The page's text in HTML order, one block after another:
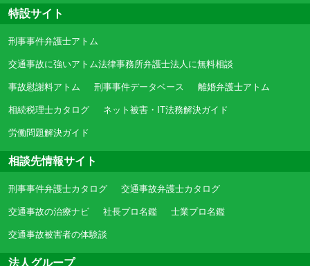
特設サイト
刑事事件弁護士アトム
交通事故に強いアトム法律事務所弁護士法人に無料相談
事故慰謝料アトム 刑事事件データベース 離婚弁護士アトム
相続税理士カタログ ネット被害・IT法務解決ガイド
労働問題解決ガイド
相談先情報サイト
刑事事件弁護士カタログ 交通事故弁護士カタログ
交通事故の治療ナビ 社長プロ名鑑 士業プロ名鑑
交通事故被害者の体験談
法人グループ